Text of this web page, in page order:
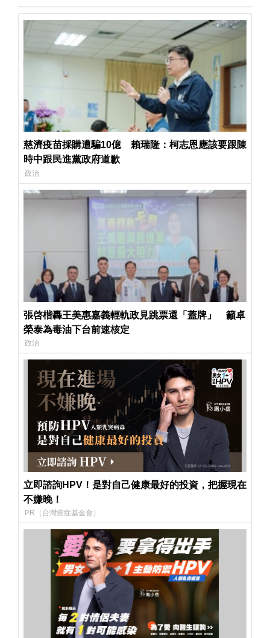
慈濟疫苗採購遭騙10億 賴瑞隆：柯志恩應該要跟陳
時中跟民進黨政府道歉
政治
張啓楷轟王美惠嘉義輕軌政見跳票還「蓋牌」 籲卓
榮泰為毒油下台前速核定
政治
立即諮詢HPV！是對自己健康最好的投資，把握現在
不嫌晚！
PR（台灣癌症基金會）